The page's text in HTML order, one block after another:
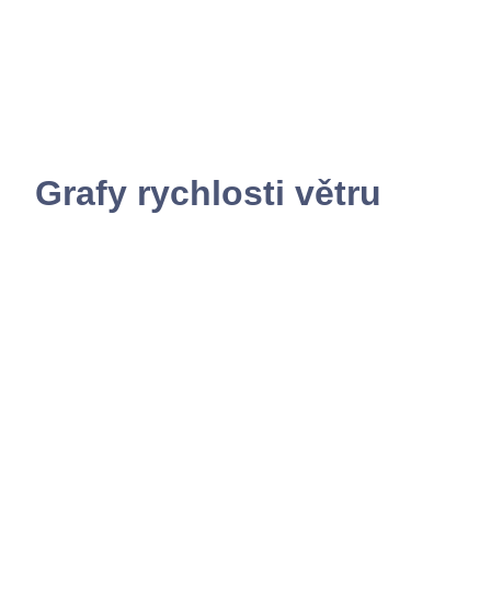
Grafy rychlosti větru